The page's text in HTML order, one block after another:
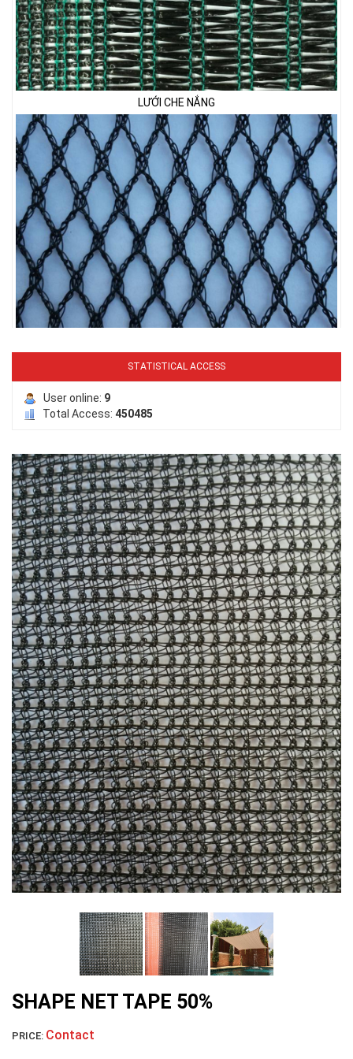
LƯỚI CHE NẮNG
LƯỚI CHẮN CHIM
LƯỚI PHƠI NÔNG SẢN
LƯỚI HÀNG RÀO HÌNH VUÔNG
STATISTICAL ACCESS
User online: 9
Total Access: 450485
SHAPE NET TAPE 50%
PRICE: Contact